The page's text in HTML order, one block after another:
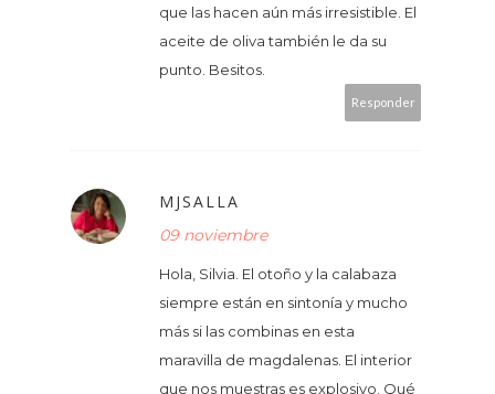
que las hacen aún más irresistible. El
aceite de oliva también le da su
punto. Besitos.
Responder
MJSALLA
09 noviembre
Hola, Silvia. El otoño y la calabaza
siempre están en sintonía y mucho
más si las combinas en esta
maravilla de magdalenas. El interior
que nos muestras es explosivo. Qué